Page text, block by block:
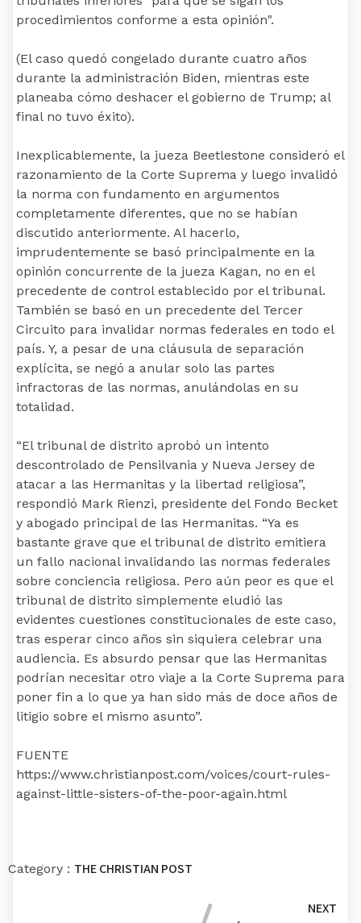
procedimientos conforme a esta opinión".
(El caso quedó congelado durante cuatro años
durante la administración Biden, mientras este
planeaba cómo deshacer el gobierno de Trump; al
final no tuvo éxito).
Inexplicablemente, la jueza Beetlestone consideró el
razonamiento de la Corte Suprema y luego invalidó
la norma con fundamento en argumentos
completamente diferentes, que no se habían
discutido anteriormente. Al hacerlo,
imprudentemente se basó principalmente en la
opinión concurrente de la jueza Kagan, no en el
precedente de control establecido por el tribunal.
También se basó en un precedente del Tercer
Circuito para invalidar normas federales en todo el
país. Y, a pesar de una cláusula de separación
explícita, se negó a anular solo las partes
infractoras de las normas, anulándolas en su
totalidad.
“El tribunal de distrito aprobó un intento
descontrolado de Pensilvania y Nueva Jersey de
atacar a las Hermanitas y la libertad religiosa”,
respondió Mark Rienzi, presidente del Fondo Becket
y abogado principal de las Hermanitas. “Ya es
bastante grave que el tribunal de distrito emitiera
un fallo nacional invalidando las normas federales
sobre conciencia religiosa. Pero aún peor es que el
tribunal de distrito simplemente eludió las
evidentes cuestiones constitucionales de este caso,
tras esperar cinco años sin siquiera celebrar una
audiencia. Es absurdo pensar que las Hermanitas
podrían necesitar otro viaje a la Corte Suprema para
poner fin a lo que ya han sido más de doce años de
litigio sobre el mismo asunto”.
FUENTE
https://www.christianpost.com/voices/court-rules-
against-little-sisters-of-the-poor-again.html
Category : THE CHRISTIAN POST
NEXT